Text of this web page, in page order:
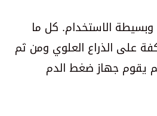
الاستخدام. كل ما
على الذراع العلوي ومن ثم
ثم يقوم جهاز ضغط الدم